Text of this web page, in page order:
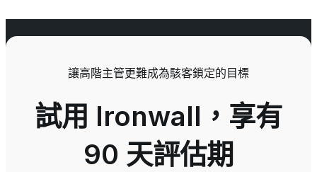
讓高階主管更難成為駭客鎖定的目標
試用 Ironwall，享有
90 天評估期